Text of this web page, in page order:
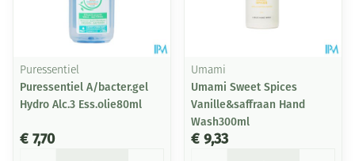
Puressentiel
Puressentiel A/bacter.gel
Hydro Alc.3 Ess.olie80ml
€ 7,70
Umami
Umami Sweet Spices
Vanille&saffraan Hand
Wash300ml
€ 9,33